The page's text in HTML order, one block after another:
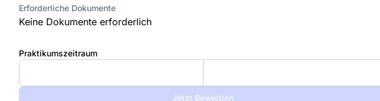
Erforderliche Dokumente
Keine Dokumente erforderlich
Praktikumszeitraum
Jetzt Bewerben